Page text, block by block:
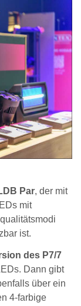
Par, der mit
mit
ist.
des P7/7
Dann gibt
über ein
4-farbige